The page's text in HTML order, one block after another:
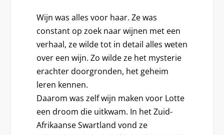
Wijn was alles voor haar. Ze was
constant op zoek naar wijnen met een
verhaal, ze wilde tot in detail alles weten
over een wijn. Zo wilde ze het mysterie
erachter doorgronden, het geheim
leren kennen.
Daarom was zelf wijn maken voor Lotte
een droom die uitkwam. In het Zuid-
Afrikaanse Swartland vond ze